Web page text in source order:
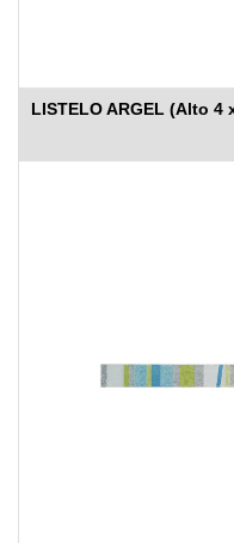
LISTELO ARGEL (Alto 4